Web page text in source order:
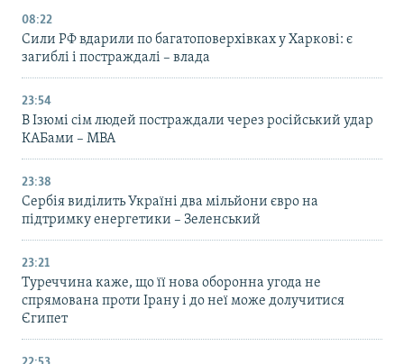
08:22
Сили РФ вдарили по багатоповерхівках у Харкові: є
загиблі і постраждалі – влада
23:54
В Ізюмі сім людей постраждали через російський удар
КАБами – МВА
23:38
Сербія виділить Україні два мільйони євро на
підтримку енергетики – Зеленський
23:21
Туреччина каже, що її нова оборонна угода не
спрямована проти Ірану і до неї може долучитися
Єгипет